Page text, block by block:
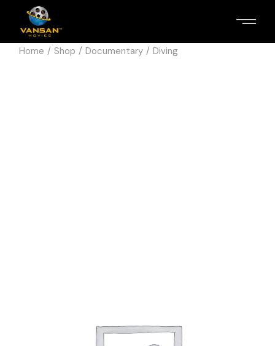
Home Shop Documentary Diving